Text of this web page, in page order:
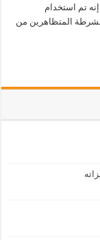
تم استخدام
المتظاهرين من